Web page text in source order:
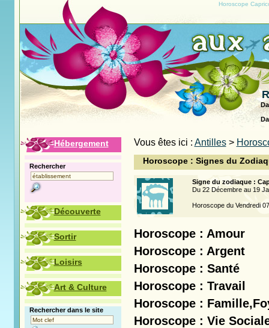
Horoscope
Vous êtes ici : Antilles>
Horoscope : Signes du
Signe du zodiaque :
Du 22 Décembre au 19
Horoscope du Vendredi
Horoscope : Amour
Horoscope : Argent
Horoscope : Santé
Horoscope : Travail
Horoscope :
Horoscope : Vie
Hébergement
Rechercher
Découverte
Sortir
Loisirs
Art & Culture
Rechercher dans le site